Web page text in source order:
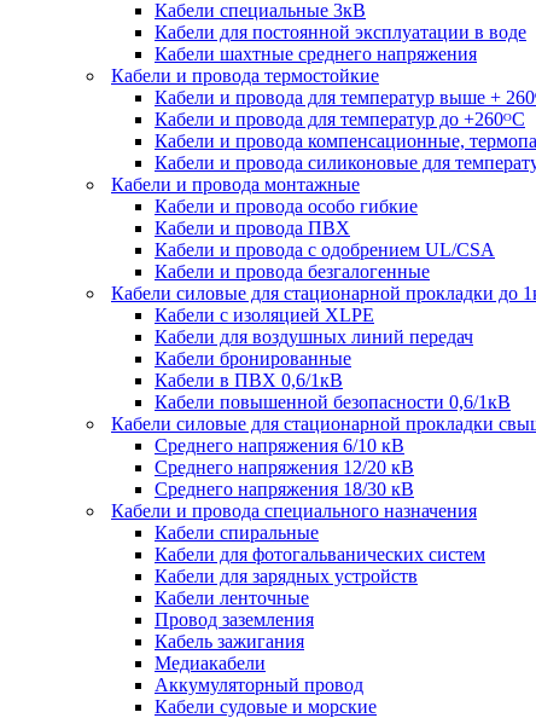
Кабели специальные 3кВ
Кабели для постоянной эксплуатации в воде
Кабели шахтные среднего напряжения
Кабели и провода термостойкие
Кабели и провода для температур выше +
Кабели и провода для температур до +260ᴼС
Кабели и провода компенсационные,
Кабели и провода силиконовые для
Кабели и провода монтажные
Кабели и провода особо гибкие
Кабели и провода ПВХ
Кабели и провода с одобрением UL/CSA
Кабели и провода безгалогенные
Кабели силовые для стационарной прокладки до
Кабели c изоляцией XLPE
Кабели для воздушных линий передач
Кабели бронированные
Кабели в ПВХ 0,6/1кВ
Кабели повышенной безопасности 0,6/1кВ
Кабели силовые для стационарной прокладки
Среднего напряжения 6/10 кВ
Среднего напряжения 12/20 кВ
Среднего напряжения 18/30 кВ
Кабели и провода специального назначения
Кабели спиральные
Кабели для фотогальванических систем
Кабели для зарядных устройств
Кабели ленточные
Провод заземления
Кабель зажигания
Медиакабели
Аккумуляторный провод
Кабели судовые и морские